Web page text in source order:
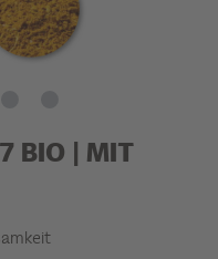
BIO | MIT